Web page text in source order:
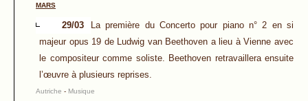
MARS
29/03
La première du Concerto pour piano n° 2 en si
majeur opus 19 de Ludwig van Beethoven a lieu à Vienne avec
le compositeur comme soliste. Beethoven retravaillera ensuite
l’œuvre à plusieurs reprises.
Autriche - Musique